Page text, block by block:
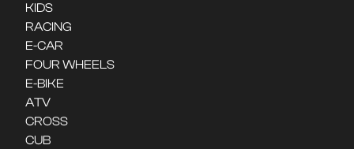
KIDS
RACING
E-CAR
FOUR WHEELS
E-BIKE
ATV
CROSS
CUB